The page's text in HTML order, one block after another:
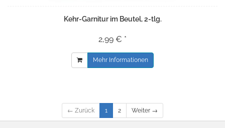
Kehr-Garnitur im Beutel, 2-tlg.
2,99 € *
Mehr Informationen
← Zurück 1 2 Weiter →